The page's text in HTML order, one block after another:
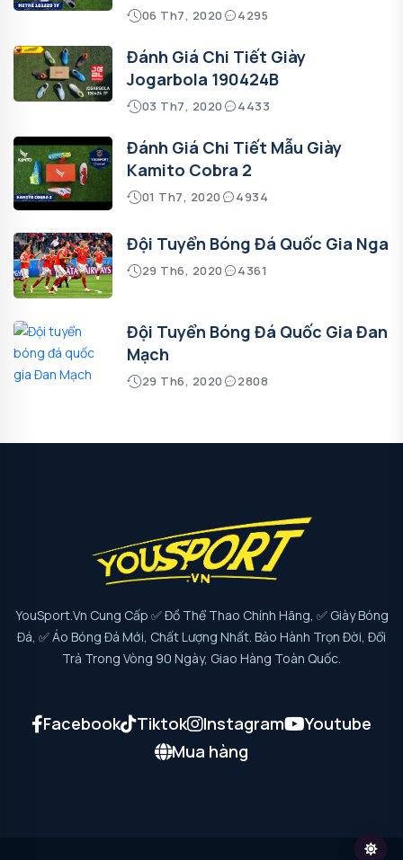
06 Th7, 2020 4295
Đánh Giá Chi Tiết Giày
Jogarbola 190424B
03 Th7, 2020 4433
Đánh Giá Chi Tiết Mẫu Giày
Kamito Cobra 2
01 Th7, 2020 4934
Đội Tuyển Bóng Đá Quốc Gia Nga
29 Th6, 2020 4361
Đội Tuyển Bóng Đá Quốc Gia Đan
Mạch
29 Th6, 2020 2808
YouSport.vn Cung Cấp ✅ Đồ Thể Thao Chính Hãng, ✅ Giày Bóng
Đá, ✅ Áo Bóng Đá Mới, Chất Lượng Nhất. Bảo Hành Trọn Đời, Đổi
Trả Trong Vòng 90 Ngày, Giao Hàng Toàn Quốc.
Facebook Tiktok Instagram
Youtube
Mua hàng